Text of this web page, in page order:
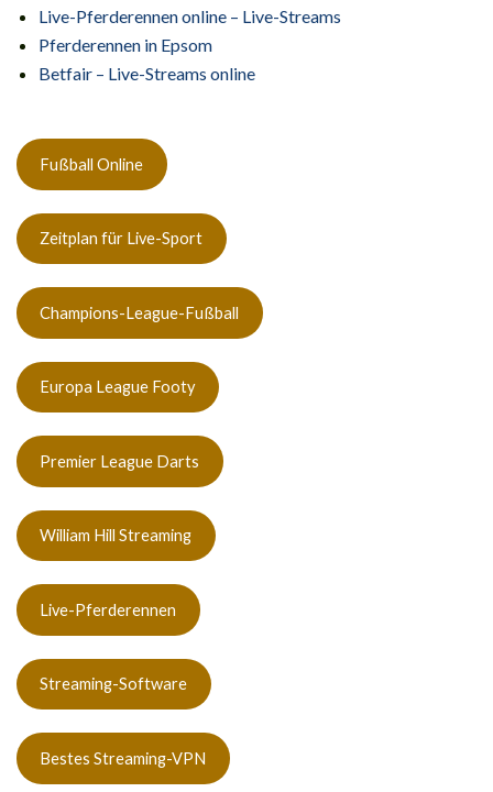
Live-Pferderennen online – Live-Streams
Pferderennen in Epsom
Betfair – Live-Streams online
Fußball Online
Zeitplan für Live-Sport
Champions-League-Fußball
Europa League Footy
Premier League Darts
William Hill Streaming
Live-Pferderennen
Streaming-Software
Bestes Streaming-VPN